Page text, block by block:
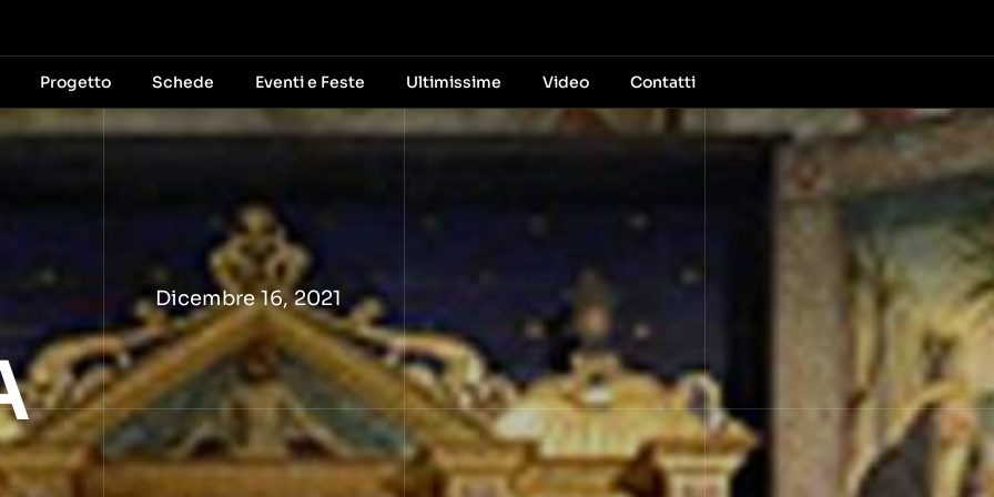
Progetto Schede Eventi e Feste Ultimissime Video Contatti
Dicembre 16, 2021